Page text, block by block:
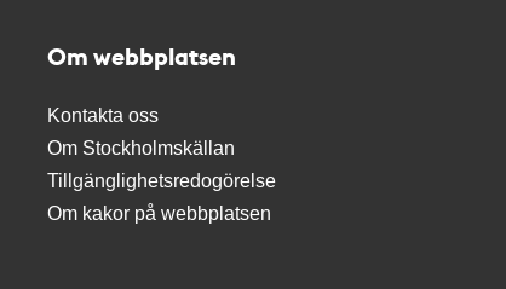
Om webbplatsen
Kontakta oss
Om Stockholmskällan
Tillgänglighetsredogörelse
Om kakor på webbplatsen